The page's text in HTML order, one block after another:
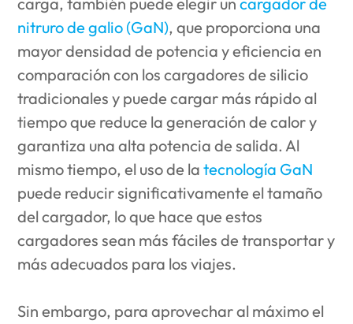
nitruro de galio (GaN), que proporciona una
mayor densidad de potencia y eficiencia en
comparación con los cargadores de silicio
tradicionales y puede cargar más rápido al
tiempo que reduce la generación de calor y
garantiza una alta potencia de salida. Al
mismo tiempo, el uso de latecnología GaN
puede reducir significativamente el tamaño
del cargador, lo que hace que estos
cargadores sean más fáciles de transportar y
más adecuados para los viajes.
Sin embargo, para aprovechar al máximo el